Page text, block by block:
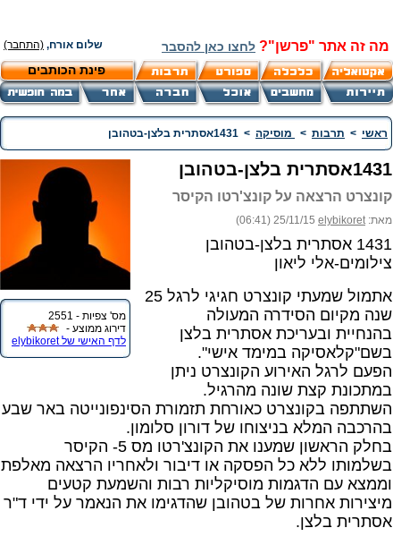
מה זה אתר "פרשן"? לחצו כאן להסבר שלום אורח, (התחבר)
פינת הכותבים
ראשי > תרבות > מוסיקה > 1431אסתרית בלצן-בטהובן
מס' צפיות - 2551
דירוג ממוצע -
לדף האישי של elybikoret
1431אסתרית בלצן-בטהובן
קונצרט הרצאה על קונצ'רטו הקיסר
מאת:elybikoret
25/11/15 (06:41)
1431 אסתרית בלצן-בטהובן
צילומים-אלי ליאון
אתמול שמעתי קונצרט חגיגי לרגל 25
שנה מקיום הסידרה המעולה
בהנחיית ובעריכת אסתרית בלצן
בשם"קלאסיקה במימד אישי".
הפעם לרגל האירוע הקונצרט ניתן
במתכונת קצת שונה מהרגיל.
השתתפה בקונצרט כאורחת תזמורת הסינפונייטה באר שבע
בהרכבה המלא בניצוחו של דורון סלומון.
בחלק הראשון שמענו את הקונצ'רטו מס 5- הקיסר
בשלמותו ללא כל הפסקה או דיבור ולאחריו הרצאה מאלפת
וממצא עם הדגמות מוסיקליות רבות והשמעת קטעים
מיצירות אחרות של בטהובן שהדגימו את הנאמר על ידי ד"ר
אסתרית בלצן.